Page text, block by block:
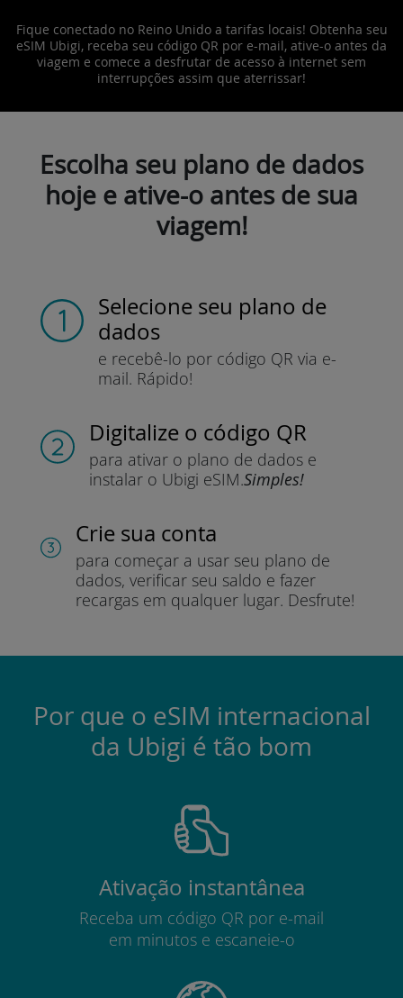
Fique conectado no Reino Unido a tarifas locais! Obtenha seu
eSIM Ubigi, receba seu código QR por e-mail, ative-o antes da
viagem e comece a desfrutar de acesso à internet sem
interrupções assim que aterrissar!
Escolha seu plano de dados
hoje e ative-o antes de sua
viagem!
Selecione seu plano de
dados
e recebê-lo por código QR via e-
mail. Rápido!
Digitalize o código QR
para ativar o plano de dados e
instalar o Ubigi eSIM.Simples!
Crie sua conta
para começar a usar seu plano de
dados, verificar seu saldo e fazer
recargas em qualquer lugar. Desfrute!
Por que o eSIM internacional
da Ubigi é tão bom
Ativação instantânea
Receba um código QR por e-mail
em minutos e escaneie-o